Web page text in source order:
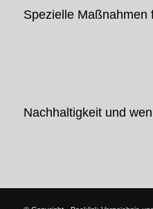
Spezielle Maßnahmen
Nachhaltigkeit und